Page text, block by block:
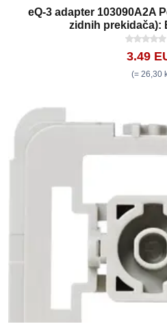
eQ-3 adapter 103090A2A
zidnih prekidača):
3.49
(= 26,30